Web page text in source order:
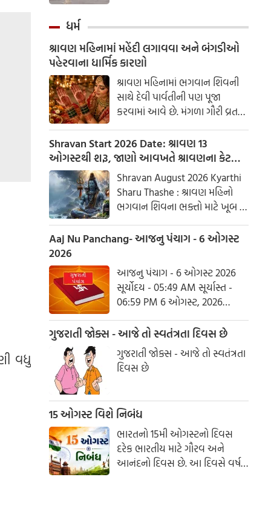
વધુ
વરસાદ, ગાજવીજ અને વીજળી
પડવાની શક્યતા વ્યક્ત કરવામાં
આવી છે. ઉત્તર પ્રદેશ, દિલ્હી-
એનસીઆર, બિહાર, મધ્ય પ્રદેશ,
મહારાષ્ટ્ર સહિત દેશના અનેક
સુધી ચોમાસું સક્રિય રહેવાની
સંભાવના છે.
ધર્મ
શ્રાવણ મહિનામાં મહેંદી લગાવવા અને બંગડીઓ
પહેરવાના ધાર્મિક કારણો
શ્રાવણ મહિનામાં ભગવાન શિવની
સાથે દેવી પાર્વતીની પણ પૂજા
કરવામાં આવે છે. મંગળા ગૌરી વ્રત
અને હરિયાળી તીજ જેવા પ્રસંગોએ
મહેંદી લગાવવી અને લીલા રંગના
કપડાં પહેરવા એ પતિના લાંબા
માટે શુભ માનવામાં આવે છે.
આપણી પરંપરાઓમાં, સ્ત્રીઓને
પ્રકૃતિનું સ્વરૂપ માનવામાં આવે છે.
Shravan Start 2026 Date: શ્રાવણ 13
ઓગસ્ટથી શરૂ, જાણો આવખતે શ્રાવણના કેટલા
સોમવાર રહેશે
Shravan August 2026 Kyarthi
Sharu Thashe : શ્રાવણ મહિનો
ભગવાન શિવના ભક્તો માટે ખૂબ જ
ખાસ છે. આ મહિનામાં ભગવાન
શિવની પૂજા કરવાથી ઈચ્છાઓ
ઝડપથી પૂર્ણ થાય છે. ધાર્મિક
માન્યતાઓ અનુસાર, ભગવાન શિવે
આ મહિનામાં દેવી પાર્વતીને પોતાની
પત્ની તરીકે સ્વીકાર્યા હતા. ચાલો
જાણીએ કે આ વર્ષે શ્રાવણમાં કેટલા
સોમવાર હશે.
Aaj Nu Panchang- આજનુ પંચાગ - 6 ઓગસ્ટ
2026
આજનુ પંચાગ - 6 ઓગસ્ટ 2026
સૂર્યોદય - 05:49 AM સૂર્યાસ્ત -
06:59 PM 6 ઓગસ્ટ, 2026
ગુરૂવાર આષાઢ વદ આઠમ - વિક્રમ
સંવત 2082
ગુજરાતી જોક્સ - આજે તો સ્વતંત્રતા દિવસ છે
ગુજરાતી જોક્સ - આજે તો સ્વતંત્રતા
દિવસ છે
15 ઓગસ્ટ વિશે નિબંધ
ભારતનો 15મી ઓગસ્ટનો દિવસ
દરેક ભારતીય માટે ગૌરવ અને
આનંદનો દિવસ છે. આ દિવસે વર્ષ